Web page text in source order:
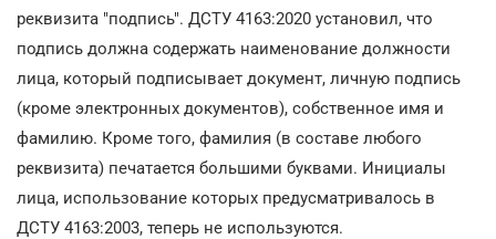
реквизита "подпись". ДСТУ 4163:2020 установил, что
подпись должна содержать наименование должности
лица, который подписывает документ, личную подпись
(кроме электронных документов), собственное имя и
фамилию. Кроме того, фамилия (в составе любого
реквизита) печатается большими буквами. Инициалы
лица, использование которых предусматривалось в
ДСТУ 4163:2003, теперь не используются.